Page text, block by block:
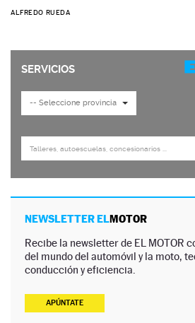
ALFREDO RUEDA
NEWSLETTER ELMOTOR
Recibe la newsletter de EL MOTOR
del mundo del automóvil y la moto,
conducción y eficiencia.
APÚNTATE